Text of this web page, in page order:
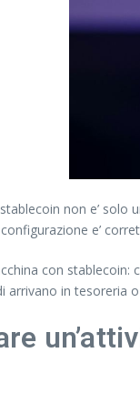
non e’
e’
con
in tesoreria